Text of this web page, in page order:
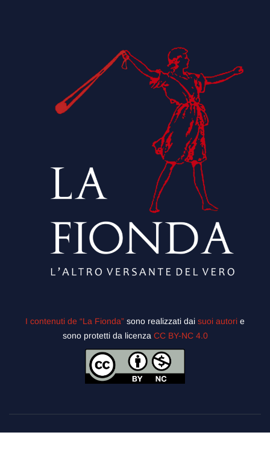
I contenuti de “La Fionda” sono realizzati dai suoi autori e
sono protetti da licenza CC BY-NC 4.0